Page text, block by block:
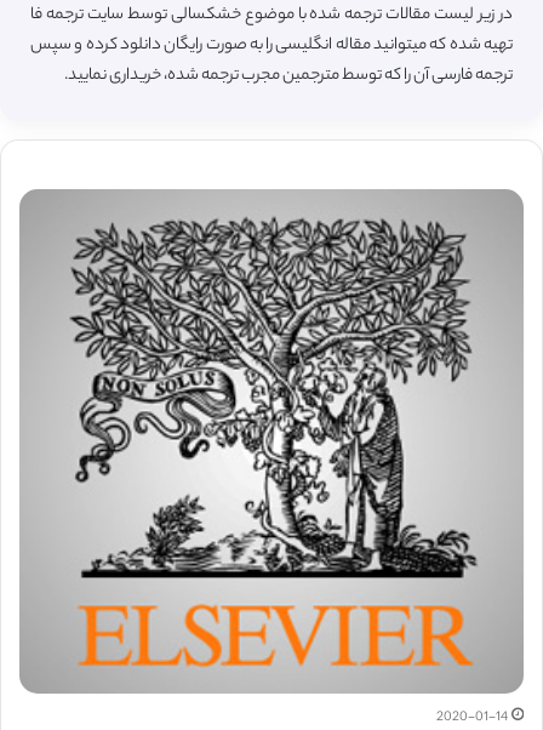
در زیر لیست مقالات ترجمه شده با موضوع خشکسالی توسط سایت ترجمه فا
تهیه شده که میتوانید مقاله انگلیسی را به صورت رایگان دانلود کرده و سپس
ترجمه فارسی آن را که توسط مترجمین مجرب ترجمه شده، خریداری نمایید.
2020-01-14